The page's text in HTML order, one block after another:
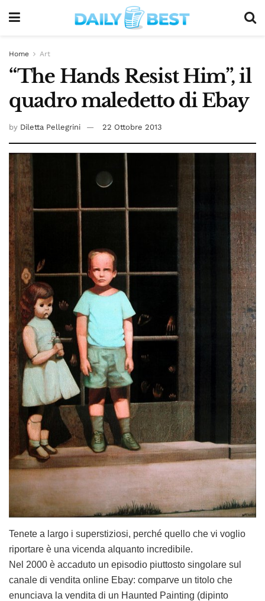
Home Art
“The Hands Resist Him”, il
quadro maledetto di Ebay
by Diletta Pellegrini 22 Ottobre 2013
Tenete a largo i superstiziosi, perché quello che vi voglio
riportare è una vicenda alquanto incredibile.
Nel 2000 è accaduto un episodio piuttosto singolare sul
canale di vendita online Ebay: comparve un titolo che
enunciava la vendita di un Haunted Painting (dipinto